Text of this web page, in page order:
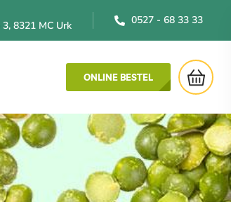
8321 MC Urk 0527 - 68 33 33
ONLINE BESTEL